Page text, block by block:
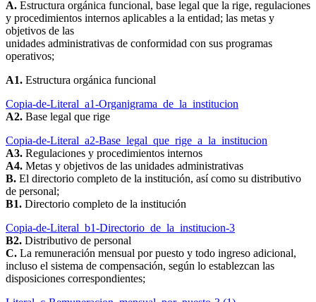
A. Estructura orgánica funcional, base legal que la rige, regulaciones
y procedimientos internos aplicables a la entidad; las metas y
objetivos de las
unidades administrativas de conformidad con sus programas
operativos;
A1. Estructura orgánica funcional
Copia-de-Literal_a1-Organigrama_de_la_institucion
A2. Base legal que rige
Copia-de-Literal_a2-Base_legal_que_rige_a_la_institucion
A3. Regulaciones y procedimientos internos
A4. Metas y objetivos de las unidades administrativas
B. El directorio completo de la institución, así como su distributivo
de personal;
B1. Directorio completo de la institución
Copia-de-Literal_b1-Directorio_de_la_institucion-3
B2. Distributivo de personal
C. La remuneración mensual por puesto y todo ingreso adicional,
incluso el sistema de compensación, según lo establezcan las
disposiciones correspondientes;